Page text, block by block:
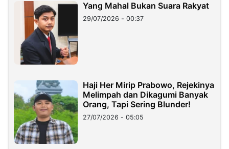
Yang Mahal Bukan Suara Rakyat
29/07/2026 - 00:37
Haji Her Mirip Prabowo, Rejekinya
Melimpah dan Dikagumi Banyak
Orang, Tapi Sering Blunder!
27/07/2026 - 05:05